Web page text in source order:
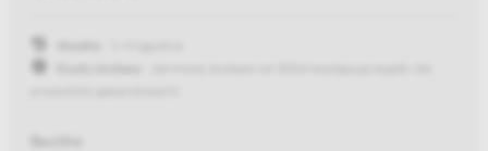
Bestlite